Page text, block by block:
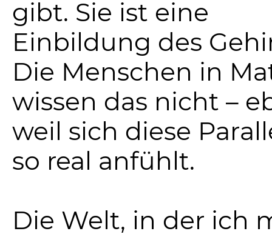
gibt. Sie ist eine
Einbildung des
Die Menschen in
wissen das nicht –
weil sich diese
so real anfühlt.
Die Welt, in der ich